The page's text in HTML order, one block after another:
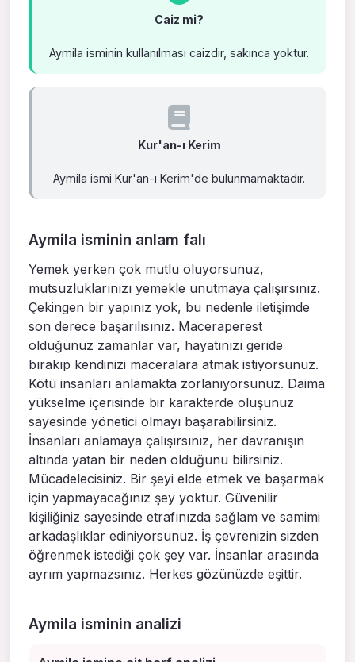
Caiz mi?
Aymila isminin kullanılması caizdir, sakınca yoktur.
Kur'an-ı Kerim
Aymila ismi Kur'an-ı Kerim'de bulunmamaktadır.
Aymila isminin anlam falı
Yemek yerken çok mutlu oluyorsunuz,
mutsuzluklarınızı yemekle unutmaya çalışırsınız.
Çekingen bir yapınız yok, bu nedenle iletişimde
son derece başarılısınız. Maceraperest
olduğunuz zamanlar var, hayatınızı geride
bırakıp kendinizi maceralara atmak istiyorsunuz.
Kötü insanları anlamakta zorlanıyorsunuz. Daima
yükselme içerisinde bir karakterde oluşunuz
sayesinde yönetici olmayı başarabilirsiniz.
İnsanları anlamaya çalışırsınız, her davranışın
altında yatan bir neden olduğunu bilirsiniz.
Mücadelecisiniz. Bir şeyi elde etmek ve başarmak
için yapmayacağınız şey yoktur. Güvenilir
kişiliğiniz sayesinde etrafınızda sağlam ve samimi
arkadaşlıklar ediniyorsunuz. İş çevrenizin sizden
öğrenmek istediği çok şey var. İnsanlar arasında
ayrım yapmazsınız. Herkes gözünüzde eşittir.
Aymila isminin analizi